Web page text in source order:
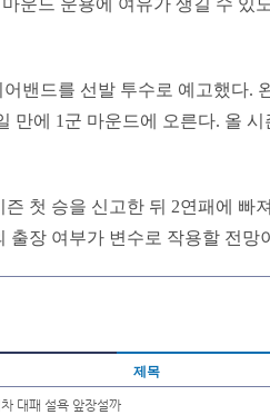
운드 운용에 여유가 생길 수 있
밴드를 선발 투수로 예고했다.
만에 1군 마운드에 오른다. 올
첫 승을 신고한 뒤 2연패에 빠
출장 여부가 변수로 작용할 전망
제목
대패 설욕 앞장설까